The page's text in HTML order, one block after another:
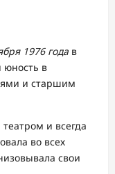
1976 года в
юность в
и старшим
и всегда
во всех
свои